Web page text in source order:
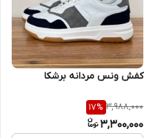
کفش ونس مردانه برشکا
3,988,000
17%
3,300,000